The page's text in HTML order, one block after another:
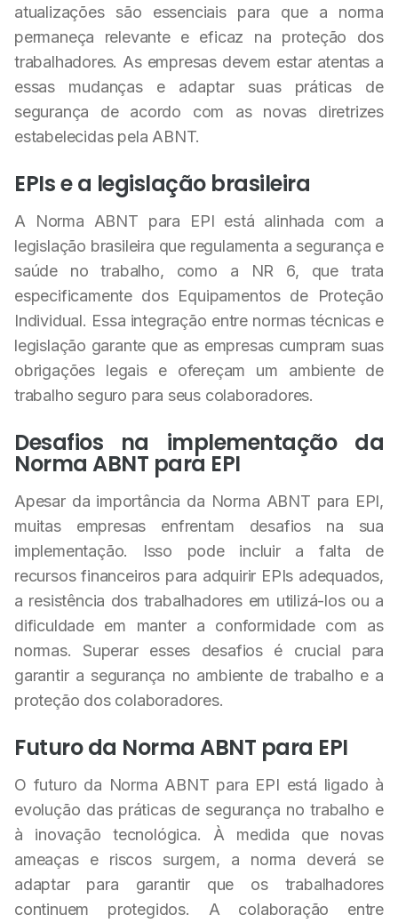
atualizações são essenciais para que a norma
permaneça relevante e eficaz na proteção dos
trabalhadores. As empresas devem estar atentas a
essas mudanças e adaptar suas práticas de
segurança de acordo com as novas diretrizes
estabelecidas pela ABNT.
EPIs e a legislação brasileira
A Norma ABNT para EPI está alinhada com a
legislação brasileira que regulamenta a segurança e
saúde no trabalho, como a NR 6, que trata
especificamente dos Equipamentos de Proteção
Individual. Essa integração entre normas técnicas e
legislação garante que as empresas cumpram suas
obrigações legais e ofereçam um ambiente de
trabalho seguro para seus colaboradores.
Desafios na implementação da
Norma ABNT para EPI
Apesar da importância da Norma ABNT para EPI,
muitas empresas enfrentam desafios na sua
implementação. Isso pode incluir a falta de
recursos financeiros para adquirir EPIs adequados,
a resistência dos trabalhadores em utilizá-los ou a
dificuldade em manter a conformidade com as
normas. Superar esses desafios é crucial para
garantir a segurança no ambiente de trabalho e a
proteção dos colaboradores.
Futuro da Norma ABNT para EPI
O futuro da Norma ABNT para EPI está ligado à
evolução das práticas de segurança no trabalho e
à inovação tecnológica. À medida que novas
ameaças e riscos surgem, a norma deverá se
adaptar para garantir que os trabalhadores
continuem protegidos. A colaboração entre